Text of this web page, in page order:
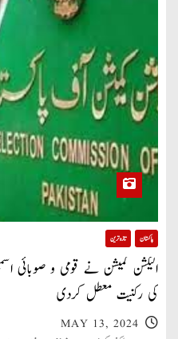
پاکستان تازہ ترین
الیکشن کمیشن نے قومی و صوبائی
کی رکنیت معطل کردی
MAY 13, 2024